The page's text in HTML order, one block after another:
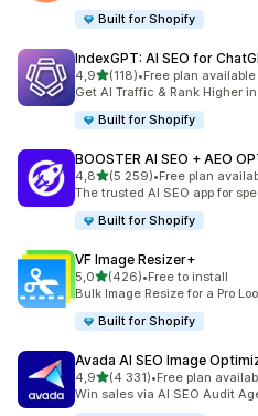
Built for Shopify
IndexGPT: AI SEO for
4,9na 5 gwiazdek
(118)
Łączna liczba recenzji: 118
•Free plan available
Get AI Traffic & Rank Higher
Built for Shopify
BOOSTER AI SEO + AEO
4,8na 5 gwiazdek
(5 259)
Łączna liczba recenzji: 5259
•Free plan
The trusted AI SEO app for
Built for Shopify
VF Image Resizer+
5,0na 5 gwiazdek
(426)
Łączna liczba recenzji: 426
•Free to install
Bulk Image Resize for a Pro
Built for Shopify
Avada AI SEO Image
4,9na 5 gwiazdek
(4 331)
Łączna liczba recenzji: 4331
•Free plan
Win sales via AI SEO Audit